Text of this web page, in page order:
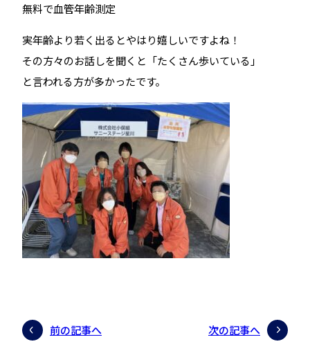
無料で血管年齢測定
実年齢より若く出るとやはり嬉しいですよね！
その方々のお話しを聞くと「たくさん歩いている」
と言われる方が多かったです。
前の記事へ 次の記事へ